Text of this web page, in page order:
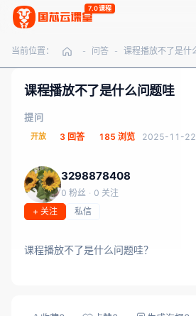
7.0课程
当前位置： - 问答 -
课程播放不了是什么问题哇
提问
开放 3 回答 185 浏览 2025-11-22
3298878408
0 粉丝 · 0 关注
+ 关注
私信
课程播放不了是什么问题哇？